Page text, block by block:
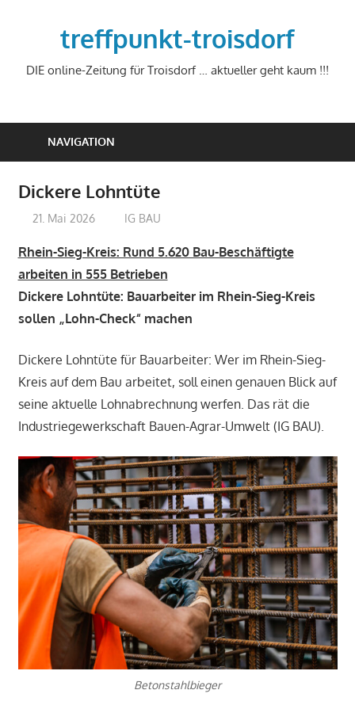
treffpunkt-troisdorf
DIE online-Zeitung für Troisdorf … aktueller geht kaum !!!
NAVIGATION
Dickere Lohntüte
21. Mai 2026 treffpunkt
IG BAU
Rhein-Sieg-Kreis: Rund 5.620 Bau-Beschäftigte
arbeiten in 555 Betrieben
Dickere Lohntüte: Bauarbeiter im Rhein-Sieg-Kreis
sollen „Lohn-Check“ machen
Dickere Lohntüte für Bauarbeiter: Wer im Rhein-Sieg-
Kreis auf dem Bau arbeitet, soll einen genauen Blick auf
seine aktuelle Lohnabrechnung werfen. Das rät die
Industriegewerkschaft Bauen-Agrar-Umwelt (IG BAU).
Betonstahlbieger